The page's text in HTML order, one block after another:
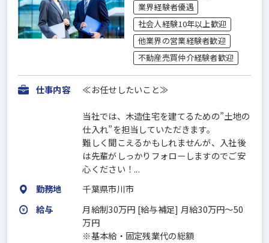
業界経験者優遇
社会人経験10年以上歓迎
他業界の営業経験者歓迎
不動産売買仲介経験者歓迎
仕事内容 ≪お任せしたいこと≫
当社では、木造住宅を建てるための”土地の
仕入れ”を担当していただきます。
難しく聞こえるかもしれませんが、入社後
は先輩がしっかりフォローしますのでご安
心ください！...
勤務地
千葉県市川市
給与
月給制30万円 [給与補足] 月給30万円～50
万円
※基本給・固定残業代の総額